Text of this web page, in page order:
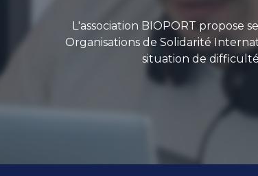
L'association BIOPORT propose
Organisations de Solidarité
situation de